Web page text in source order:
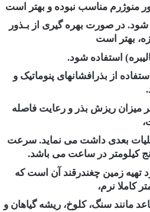
منوژرم مناسب نبوده و بهتر است
شود. در صورت بهره گیری از بـذور
بهتر است
استفاده شود.
از بذرافشانهای پنوماتیک و
میزان ریزش بذر و رعایت فاصله
بعدی داشت می نماید. سرعت
کیلومتر در ساعت می باشد.
تهیه زمین چغندرقند آن است که
مانند سنگ، کلوخ، ریشه گیاهان و